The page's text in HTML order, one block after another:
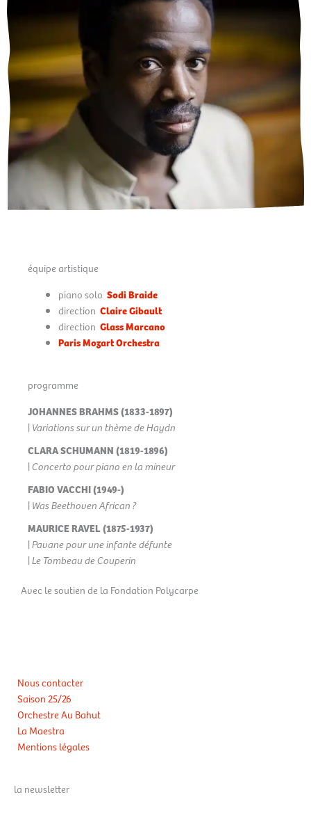
équipe artistique
piano solo Sodi Braide
direction Claire Gibault
direction Glass Marcano
Paris Mozart Orchestra
programme
JOHANNES BRAHMS (1833-1897)
| Variations sur un thème de Haydn
CLARA SCHUMANN (1819-1896)
|Concerto pour piano en la mineur
FABIO VACCHI (1949-)
| Was Beethoven African ?
MAURICE RAVEL (1875-1937)
|Pavane pour une infante défunte
|Le Tombeau de Couperin
Avec le soutien de la Fondation Polycarpe
Nous contacter
Saison 25/26
Orchestre Au Bahut
La Maestra
Mentions légales
la newsletter